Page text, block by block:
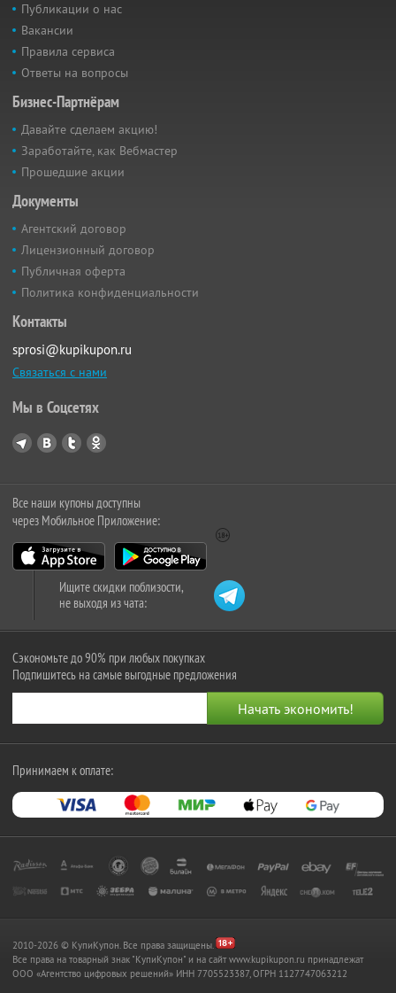
Публикации о нас
Вакансии
Правила сервиса
Ответы на вопросы
Бизнес-Партнёрам
Давайте сделаем акцию!
Заработайте, как Вебмастер
Прошедшие акции
Документы
Агентский договор
Лицензионный договор
Публичная оферта
Политика конфиденциальности
Контакты
sprosi@kupikupon.ru
Связаться с нами
Мы в Соцсетях
Все наши купоны доступны
через Мобильное Приложение:
Ищите скидки поблизости,
не выходя из чата:
Сэкономьте до 90% при любых покупках
Подпишитесь на самые выгодные предложения
Принимаем к оплате:
2010-2026 © КупиКупон. Все права защищены.
Все права на товарный знак "КупиКупон" и на сайт www.kupikupon.ru принадлежат
OOO «Агентство цифровых решений» ИНН 7705523387, ОГРН 1127747063212